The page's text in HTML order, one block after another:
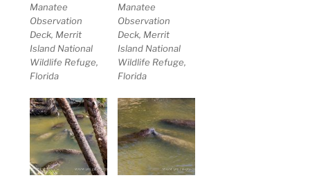
Manatee
Observation
Deck, Merrit
Island National
Wildlife Refuge,
Florida
Manatee
Observation
Deck, Merrit
Island National
Wildlife Refuge,
Florida